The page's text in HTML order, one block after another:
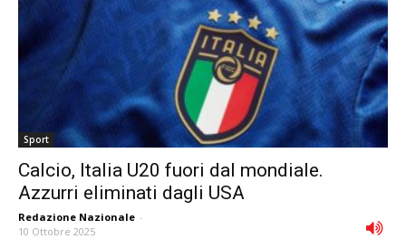
Sport
Calcio, Italia U20 fuori dal mondiale.
Azzurri eliminati dagli USA
Redazione Nazionale -
10 Ottobre 2025